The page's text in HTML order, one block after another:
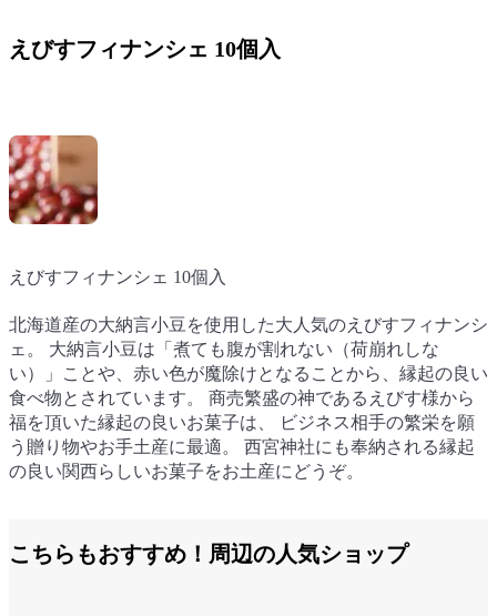
えびすフィナンシェ 10個入
えびすフィナンシェ 10個入
北海道産の大納言小豆を使用した大人気のえびすフィナンシ
ェ。 大納言小豆は「煮ても腹が割れない（荷崩れしな
い）」ことや、赤い色が魔除けとなることから、縁起の良い
食べ物とされています。 商売繁盛の神であるえびす様から
福を頂いた縁起の良いお菓子は、 ビジネス相手の繁栄を願
う贈り物やお手土産に最適。 西宮神社にも奉納される縁起
の良い関西らしいお菓子をお土産にどうぞ。
えびすフィナンシェ 10個入
北海道産の大納言小豆を使用した大人気のえびすフィナンシ
ェ。 大納言小豆は「煮ても腹が割れない（荷崩れしな
い）」ことや、赤い色が魔除けとなることから、縁起の良い
食べ物とされています。 商売繁盛の神であるえびす様から
福を頂いた縁起の良いお菓子は、 ビジネス相手の繁栄を願
う贈り物やお手土産に最適。 西宮神社にも奉納される縁起
の良い関西らしいお菓子をお土産にどうぞ。
えびすフィナンシェ 10個入
北海道産の大納言小豆を使用した大人気のえびすフィナンシ
ェ。 大納言小豆は「煮ても腹が割れない（荷崩れしな
い）」ことや、赤い色が魔除けとなることから、縁起の良い
食べ物とされています。 商売繁盛の神であるえびす様から
福を頂いた縁起の良いお菓子は、 ビジネス相手の繁栄を願
う贈り物やお手土産に最適。 西宮神社にも奉納される縁起
の良い関西らしいお菓子をお土産にどうぞ。
こちらもおすすめ！周辺の人気ショップ